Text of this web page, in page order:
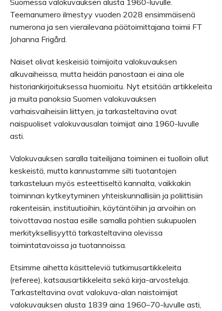
Suomessa valokuvauksen alusta 1960-luvulle.
Teemanumero ilmestyy vuoden 2028 ensimmäisenä
numerona ja sen vierailevana päätoimittajana toimii FT
Johanna Frigård.
Naiset olivat keskeisiä toimijoita valokuvauksen
alkuvaiheissa, mutta heidän panostaan ei aina ole
historiankirjoituksessa huomioitu. Nyt etsitään artikkeleita
ja muita panoksia Suomen valokuvauksen
varhaisvaiheisiin liittyen, ja tarkasteltavina ovat
naispuoliset valokuvausalan toimijat aina 1960-luvulle
asti.
Valokuvauksen saralla taiteilijana toiminen ei tuolloin ollut
keskeistä, mutta kannustamme silti tuotantojen
tarkasteluun myös esteettiseltä kannalta, vaikkakin
toiminnan kytkeytyminen yhteiskunnallisiin ja poliittisiin
rakenteisiin, instituutioihin, käytäntöihin ja arvoihin on
toivottavaa nostaa esille samalla pohtien sukupuolen
merkityksellisyyttä tarkasteltavina olevissa
toimintatavoissa ja tuotannoissa.
Etsimme aihetta käsitteleviä tutkimusartikkeleita
(referee), katsausartikkeleita sekä kirja-arvosteluja.
Tarkasteltavina ovat valokuva-alan naistoimijat
valokuvauksen alusta 1839 aina 1960–70-luvulle asti,